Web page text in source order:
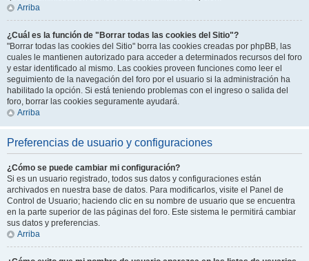
Arriba
¿Cuál es la función de "Borrar todas las cookies del Sitio"?
"Borrar todas las cookies del Sitio" borra las cookies creadas por phpBB, las
cuales le mantienen autorizado para acceder a determinados recursos del foro
y estar identificado al mismo. Las cookies proveen funciones como leer el
seguimiento de la navegación del foro por el usuario si la administración ha
habilitado la opción. Si está teniendo problemas con el ingreso o salida del
foro, borrar las cookies seguramente ayudará.
Arriba
Preferencias de usuario y configuraciones
¿Cómo se puede cambiar mi configuración?
Si es un usuario registrado, todos sus datos y configuraciones están
archivados en nuestra base de datos. Para modificarlos, visite el Panel de
Control de Usuario; haciendo clic en su nombre de usuario que se encuentra
en la parte superior de las páginas del foro. Este sistema le permitirá cambiar
sus datos y preferencias.
Arriba